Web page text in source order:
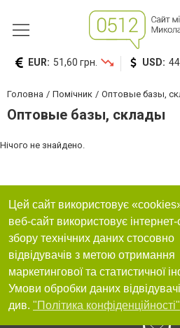
EUR: 51,60 грн. USD:
Головна Помічник Оптовые базы,
Оптовые базы, склады
Нічого не знайдено.
Цей сайт використовує
веб-сайт використовує інтернет-
збору технічних даних стосовно
відвідувачів з метою отримання
маркетингової та статистичної
Умови обробки даних
див. "Політика конфіденційності"